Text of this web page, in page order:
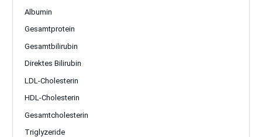
Albumin
Gesamtprotein
Gesamtbilirubin
Direktes Bilirubin
LDL-Cholesterin
HDL-Cholesterin
Gesamtcholesterin
Triglyzeride